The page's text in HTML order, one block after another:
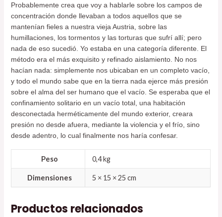
Probablemente crea que voy a hablarle sobre los campos de
concentración donde llevaban a todos aquellos que se
mantenían fieles a nuestra vieja Austria, sobre las
humillaciones, los tormentos y las torturas que sufrí allí; pero
nada de eso sucedió. Yo estaba en una categoría diferente. El
método era el más exquisito y refinado aislamiento. No nos
hacían nada: simplemente nos ubicaban en un completo vacío,
y todo el mundo sabe que en la tierra nada ejerce más presión
sobre el alma del ser humano que el vacío. Se esperaba que el
confinamiento solitario en un vacío total, una habitación
desconectada herméticamente del mundo exterior, creara
presión no desde afuera, mediante la violencia y el frío, sino
desde adentro, lo cual finalmente nos haría confesar.
Peso 0,4 kg
Dimensiones 5 × 15 × 25 cm
Productos relacionados